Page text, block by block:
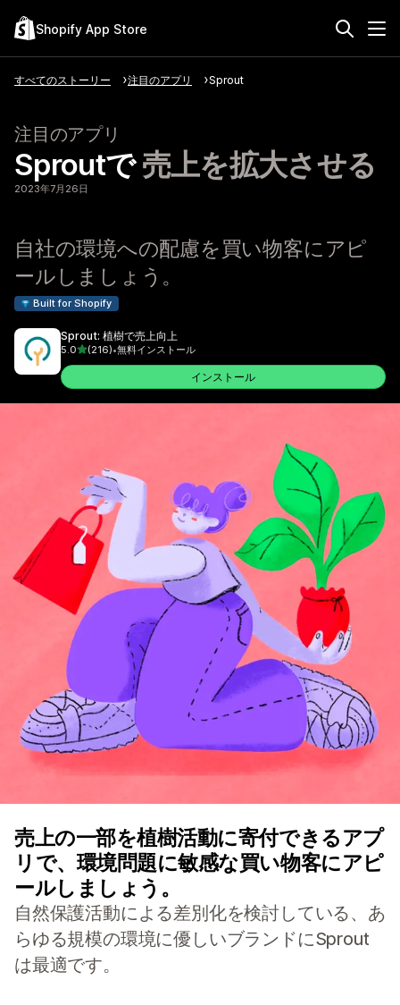
Shopify App Store
すべてのストーリー 注目のアプリ Sprout
注目のアプリ
Sproutで 売上を拡大させる
2023年7月26日
自社の環境への配慮を買い物客にアピ
ールしましょう。
Built for Shopify
Sprout: 植樹で売上向上
5.05つ星中
(216)
合計レビュー数：216件
•無料インストール
インストール
売上の一部を植樹活動に寄付できるアプ
リで、環境問題に敏感な買い物客にアピ
ールしましょう。
自然保護活動による差別化を検討している、あ
らゆる規模の環境に優しいブランドにSprout
は最適です。